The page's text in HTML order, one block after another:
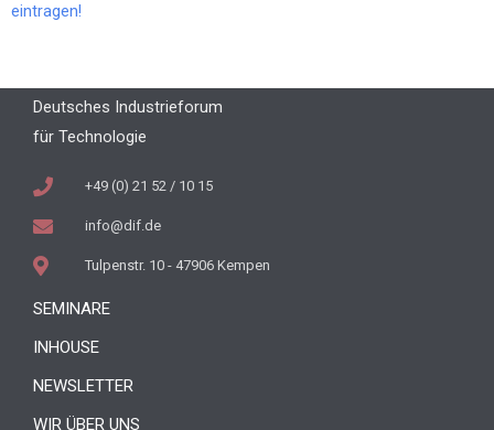
eintragen!
Deutsches Industrieforum
für Technologie
+49 (0) 21 52 / 10 15
info@dif.de
Tulpenstr. 10 - 47906 Kempen
SEMINARE
INHOUSE
NEWSLETTER
WIR ÜBER UNS